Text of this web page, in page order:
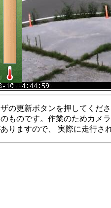
の更新ボタンを押してくだ
ものです。作業のためカメ
りますので、 実際に走行